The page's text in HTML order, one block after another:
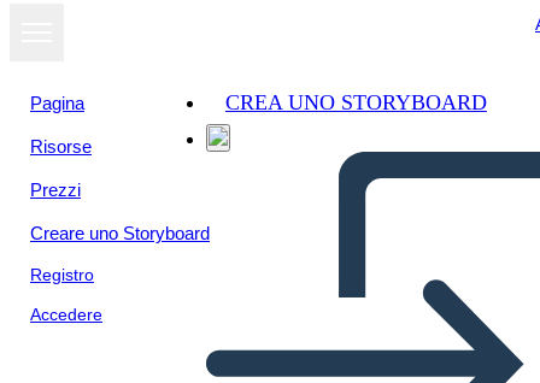
Pagina
Risorse
Prezzi
Creare uno Storyboard
Registro
Accedere
CREA UNO STORYBOARD